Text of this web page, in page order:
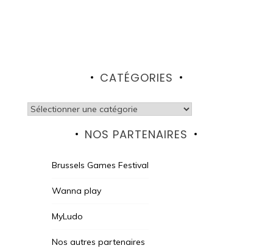
CATÉGORIES
Catégories
NOS PARTENAIRES
Brussels Games Festival
Wanna play
MyLudo
Nos autres partenaires